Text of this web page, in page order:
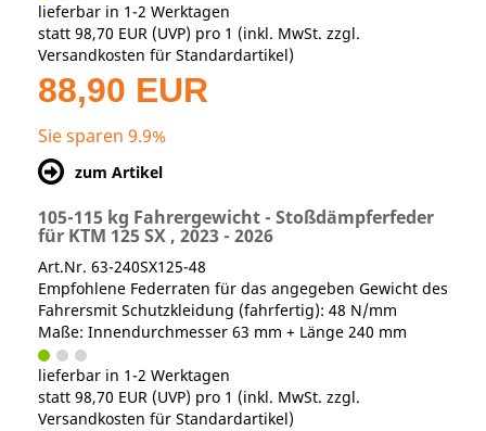
lieferbar in 1-2 Werktagen
statt 98,70 EUR (UVP) pro 1 (inkl. MwSt. zzgl.
Versandkosten für Standardartikel)
88,90 EUR
Sie sparen 9.9%
zum Artikel
105-115 kg Fahrergewicht - Stoßdämpferfeder
für KTM 125 SX , 2023 - 2026
Art.Nr. 63-240SX125-48
Empfohlene Federraten für das angegeben Gewicht des
Fahrersmit Schutzkleidung (fahrfertig): 48 N/mm
Maße: Innendurchmesser 63 mm + Länge 240 mm
lieferbar in 1-2 Werktagen
statt 98,70 EUR (UVP) pro 1 (inkl. MwSt. zzgl.
Versandkosten für Standardartikel)